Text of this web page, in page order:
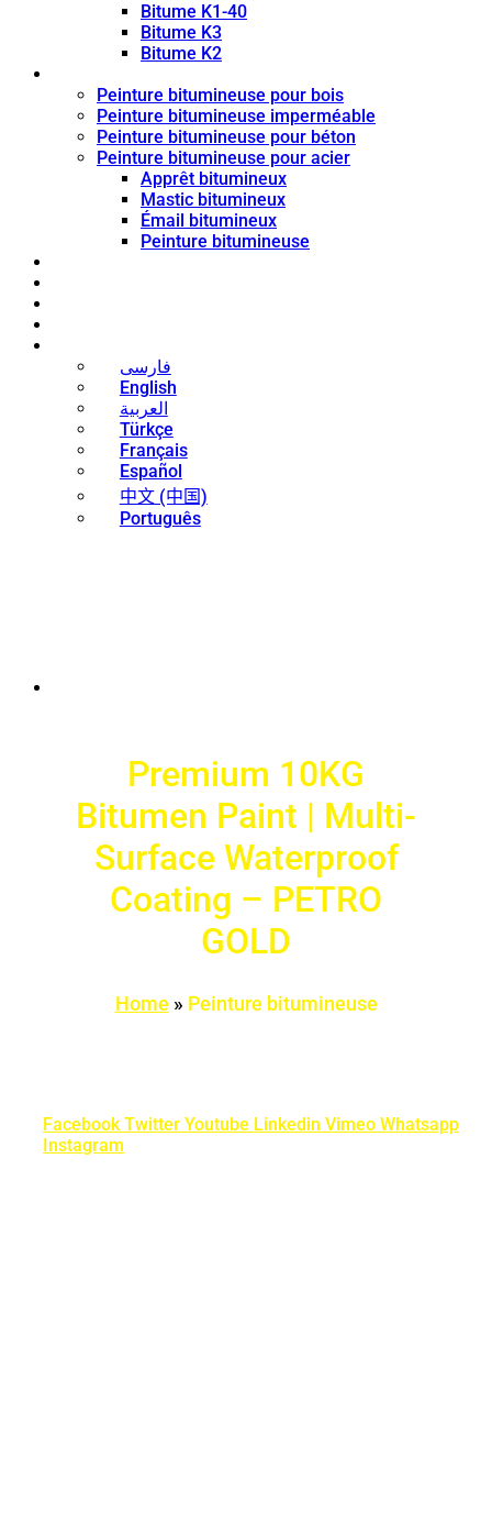
Bitume K1-40
Bitume K3
Bitume K2
Peinture bitumineuse pour bois
Peinture bitumineuse imperméable
Peinture bitumineuse pour béton
Peinture bitumineuse pour acier
Apprêt bitumineux
Mastic bitumineux
Émail bitumineux
Peinture bitumineuse
فارسی
English
العربية
Türkçe
Français
Español
中文 (中国)
Português
Premium 10KG
Bitumen Paint | Multi-
Surface Waterproof
Coating – PETRO
GOLD
Home » Peinture bitumineuse
Facebook Twitter Youtube Linkedin Vimeo Whatsapp
Instagram